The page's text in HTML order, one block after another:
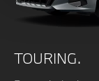
TOURING.